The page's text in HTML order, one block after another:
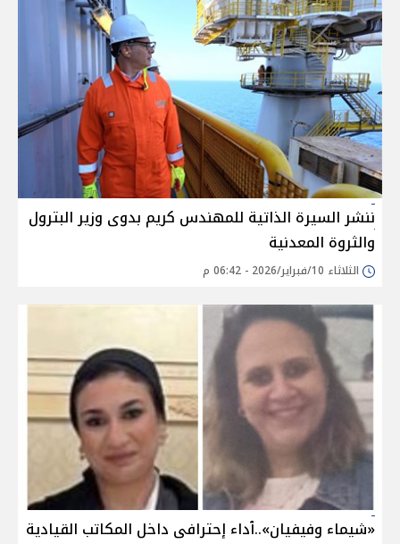
ننشر السيرة الذاتية للمهندس كريم بدوى وزير البترول
والثروة المعدنية
الثلاثاء 10/فبراير/2026 - 06:42 م
«شيماء وفيفيان»..ٱداء إحترافى داخل المكاتب القيادية